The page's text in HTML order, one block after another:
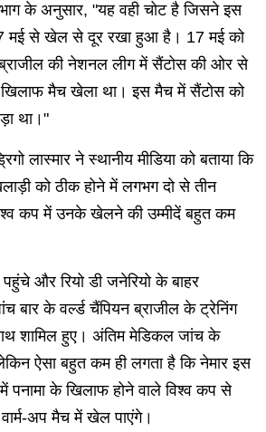
के अनुसार, "यह वही चोट है जिसने इस
मई से खेल से दूर रखा हुआ है। 17 मई को
ब्राजील की नेशनल लीग में सैंटोस की ओर से
खिलाफ मैच खेला था। इस मैच में सैंटोस को
था।"
लास्मार ने स्थानीय मीडिया को बताया कि
को ठीक होने में लगभग दो से तीन
कप में उनके खेलने की उम्मीदें बहुत कम
और रियो डी जनेरियो के बाहर
बार के वर्ल्ड चैंपियन ब्राजील के ट्रेनिंग
शामिल हुए। अंतिम मेडिकल जांच के
ऐसा बहुत कम ही लगता है कि नेमार इस
में पनामा के खिलाफ होने वाले विश्व कप से
अप मैच में खेल पाएंगे।